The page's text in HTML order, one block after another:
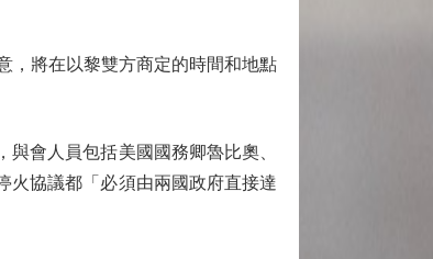
將在以黎雙方商定的時間和地點
會人員包括美國國務卿魯比奧、
火協議都「必須由兩國政府直接達